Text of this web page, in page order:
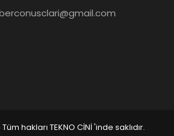
hakları TEKNO CİNİ 'inde saklıdır.